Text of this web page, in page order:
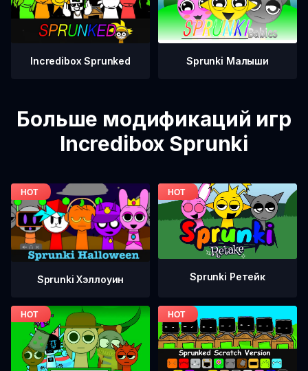
Incredibox Sprunked Sprunki Малыши
Больше модификаций игр
Incredibox Sprunki
Sprunki Хэллоуин Sprunki Ретейк